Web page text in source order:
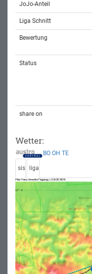
JoJo-Anteil
Liga Schnitt
Bewertung
Status
share on
Wetter:
BO OH TE
sis liga